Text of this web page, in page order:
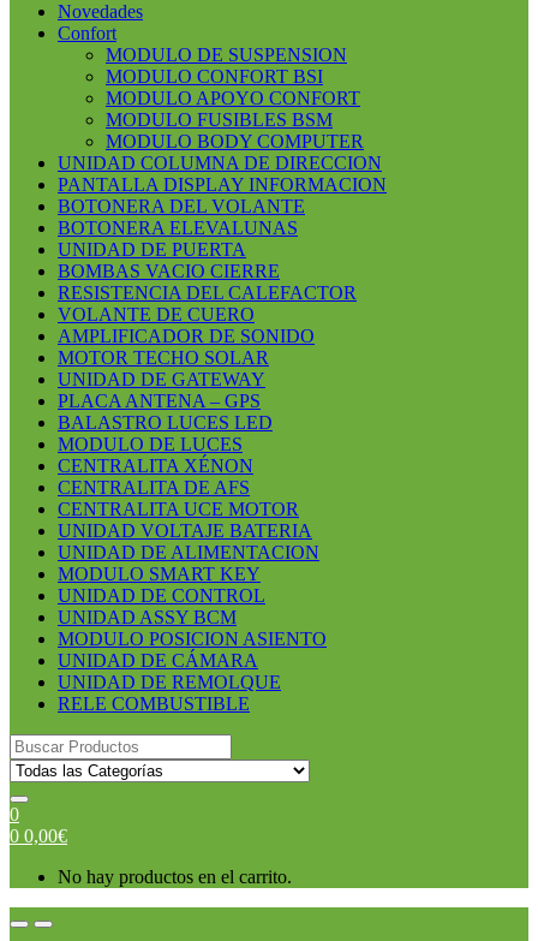
Novedades
Confort
MODULO DE SUSPENSION
MODULO CONFORT BSI
MODULO APOYO CONFORT
MODULO FUSIBLES BSM
MODULO BODY COMPUTER
UNIDAD COLUMNA DE DIRECCION
PANTALLA DISPLAY INFORMACION
BOTONERA DEL VOLANTE
BOTONERA ELEVALUNAS
UNIDAD DE PUERTA
BOMBAS VACIO CIERRE
RESISTENCIA DEL CALEFACTOR
VOLANTE DE CUERO
AMPLIFICADOR DE SONIDO
MOTOR TECHO SOLAR
UNIDAD DE GATEWAY
PLACA ANTENA – GPS
BALASTRO LUCES LED
MODULO DE LUCES
CENTRALITA XÉNON
CENTRALITA DE AFS
CENTRALITA UCE MOTOR
UNIDAD VOLTAJE BATERIA
UNIDAD DE ALIMENTACION
MODULO SMART KEY
UNIDAD DE CONTROL
UNIDAD ASSY BCM
MODULO POSICION ASIENTO
UNIDAD DE CÁMARA
UNIDAD DE REMOLQUE
RELE COMBUSTIBLE
Search
for:
0
0 0,00€
No hay productos en el carrito.
OpenClose